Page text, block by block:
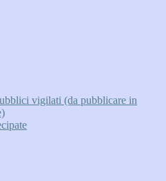
vigilati (da pubblicare in